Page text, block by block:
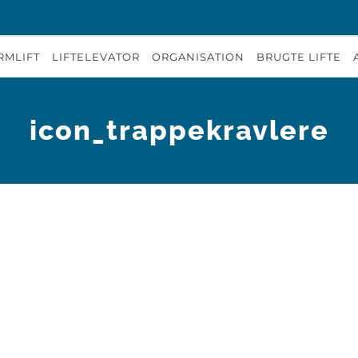
LIFTELEVATOR ORGANISATION BRUGTE LIFTE
icon_trappekravlere